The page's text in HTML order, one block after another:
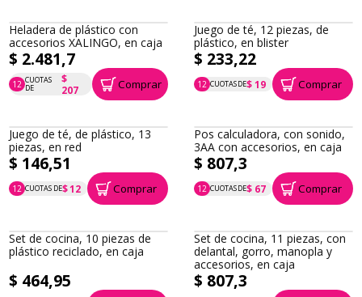
Heladera de plástico con
accesorios XALINGO, en caja
$ 2.481,7
12 CUOTAS
DE
$
207
P.T.F. $ 2.482 Comprar
Juego de té, 12 piezas, de
plástico, en blister
$ 233,22
12 CUOTAS DE$ 19
P.T.F. $ 233 Comprar
Juego de té, de plástico, 13
piezas, en red
$ 146,51
12 CUOTAS DE$ 12
P.T.F. $ 147 Comprar
Pos calculadora, con sonido,
3AA con accesorios, en caja
$ 807,3
12 CUOTAS DE$ 67
P.T.F. $ 807 Comprar
Set de cocina, 10 piezas de
plástico reciclado, en caja
$ 464,95
Set de cocina, 11 piezas, con
delantal, gorro, manopla y
accesorios, en caja
$ 807,3